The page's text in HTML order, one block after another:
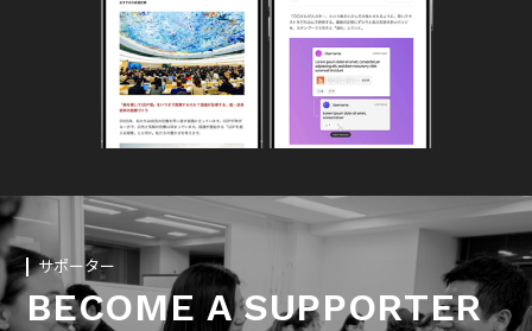
サポーター
BECOME A SUPPORTER